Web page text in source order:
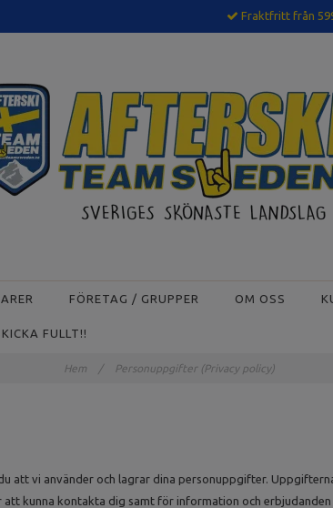
Fraktfritt från
FÖRETAG / GRUPPER OM OSS
FULLT!!
Hem / Personuppgifter (Privacy policy)
att vi använder och lagrar dina personuppgifter.
kunna kontakta dig samt för information och